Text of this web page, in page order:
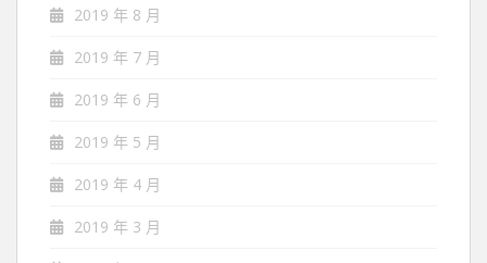
2019 年 8 月
2019 年 7 月
2019 年 6 月
2019 年 5 月
2019 年 4 月
2019 年 3 月